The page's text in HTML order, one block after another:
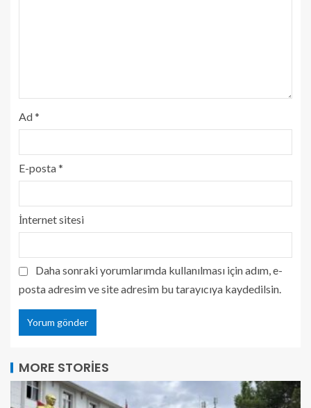
Ad*
E-posta*
İnternet sitesi
Daha sonraki yorumlarımda kullanılması için adım, e-
posta adresim ve site adresim bu tarayıcıya kaydedilsin.
MORE STORIES